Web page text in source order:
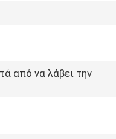
από να λάβει την